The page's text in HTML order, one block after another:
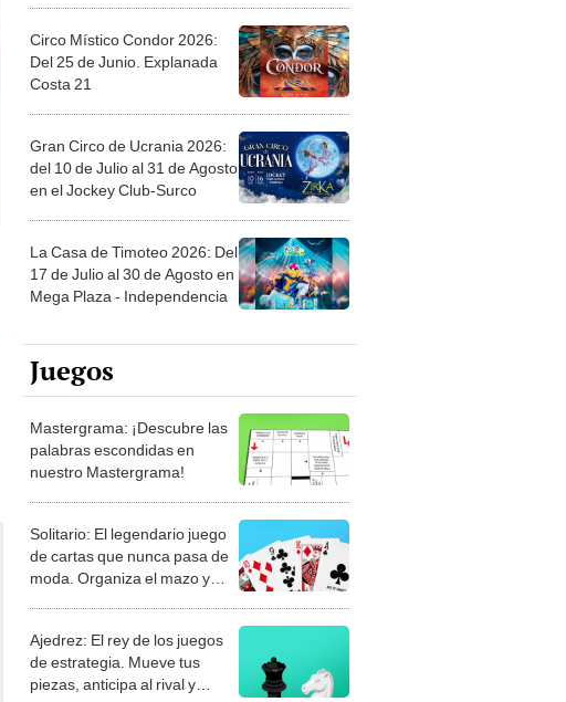
Circo Místico Condor 2026:
Del 25 de Junio. Explanada
Costa 21
Gran Circo de Ucrania 2026:
del 10 de Julio al 31 de Agosto
en el Jockey Club-Surco
La Casa de Timoteo 2026: Del
17 de Julio al 30 de Agosto en
Mega Plaza - Independencia
Juegos
Mastergrama: ¡Descubre las
palabras escondidas en
nuestro Mastergrama!
Solitario: El legendario juego
de cartas que nunca pasa de
moda. Organiza el mazo y
Ajedrez: El rey de los juegos
de estrategia. Mueve tus
piezas, anticipa al rival y